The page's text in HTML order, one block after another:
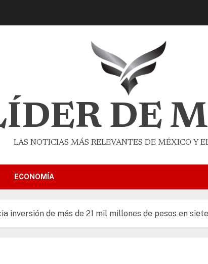
DE
LAS NOTICIAS MÁS RELEVANTES DE MÉXICO Y
ECONOMÍA
inversión de más de 21 mil millones de pesos en